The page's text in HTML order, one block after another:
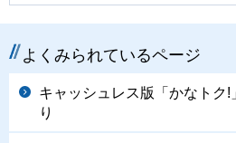
よくみられているページ
キャッシュレス版「かなトク
り